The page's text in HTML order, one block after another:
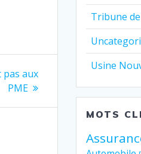
pas aux
PME
Tribune
Usine
MOTS